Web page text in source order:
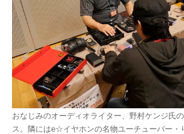
おなじみのオーディオライター、野村ケンジ氏
ス。隣にはe☆イヤホンの名物ユーチューバー・